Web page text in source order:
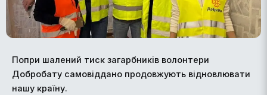
Попри шалений тиск загарбників волонтери
Добробату самовіддано продовжують відновлювати
нашу країну.